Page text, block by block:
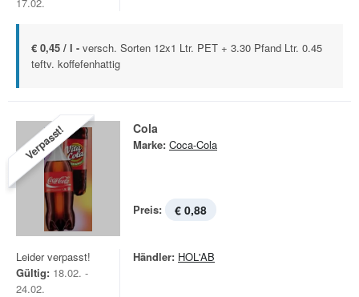
€ 0,45 / l - versch. Sorten 12x1 Ltr. PET + 3.30 Pfand Ltr. 0.45
teftv. koffefenhattig
Verpasst! Cola
Marke: Coca-Cola
Preis: € 0,88
Leider verpasst!
Gültig: 18.02. -
24.02.
Händler: HOL'AB